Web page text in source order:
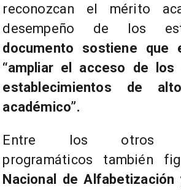
reconozcan el mérito
desempeño de los
documento sostiene que
“ampliar el acceso de los
establecimientos de
académico”.
Entre los otros
programáticos también
Nacional de Alfabetización